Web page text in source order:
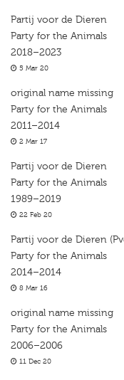
Partij voor de Dieren
Party for the Animals
2018–2023
5 Mar 20
original name missing
Party for the Animals
2011–2014
2 Mar 17
Partij voor de Dieren
Party for the Animals
1989–2019
22 Feb 20
Partij voor de Dieren
Party for the Animals
2014–2014
8 Mar 16
original name missing
Party for the Animals
2006–2006
11 Dec 20